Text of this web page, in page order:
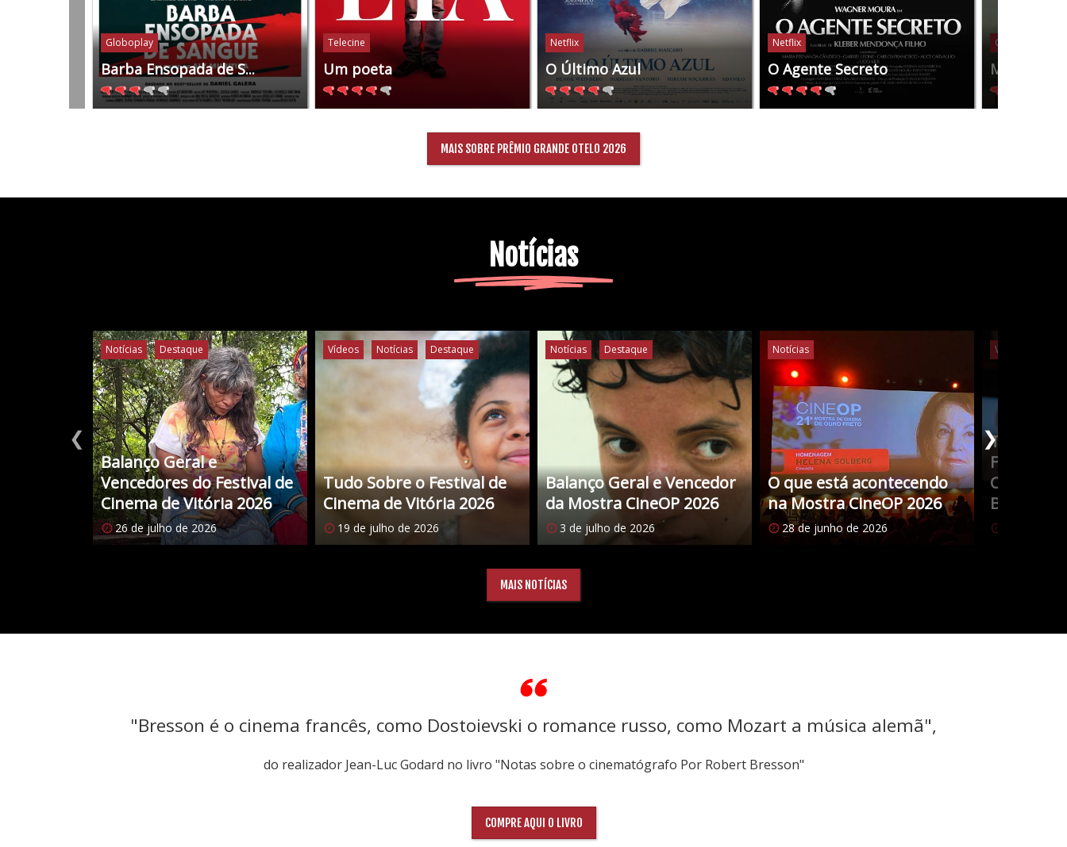
Globoplay
Barba Ensopada de S...
Telecine
Um poeta
Netflix
O Último Azul
Netflix
O Agente Secreto
Globoplay
Manas
MAIS SOBRE PRÊMIO GRANDE OTELO 2026
Notícias
Notícias Destaque
Balanço Geral e
Vencedores do Festival de
Cinema de Vitória 2026
26 de julho de 2026
Vídeos Notícias Destaque
Tudo Sobre o Festival de
Cinema de Vitória 2026
19 de julho de 2026
Notícias Destaque
Balanço Geral e Vencedor
da Mostra CineOP 2026
3 de julho de 2026
Notícias
O que está acontecendo
na Mostra CineOP 2026
28 de junho de 2026
Vídeos
Tudo
Filmes
Cristina
Brasileiro
❮ ❯
MAIS NOTÍCIAS
"Bresson é o cinema francês, como Dostoievski o romance russo, como Mozart a música alemã",
do realizador Jean-Luc Godard no livro "Notas sobre o cinematógrafo Por Robert Bresson"
COMPRE AQUI O LIVRO